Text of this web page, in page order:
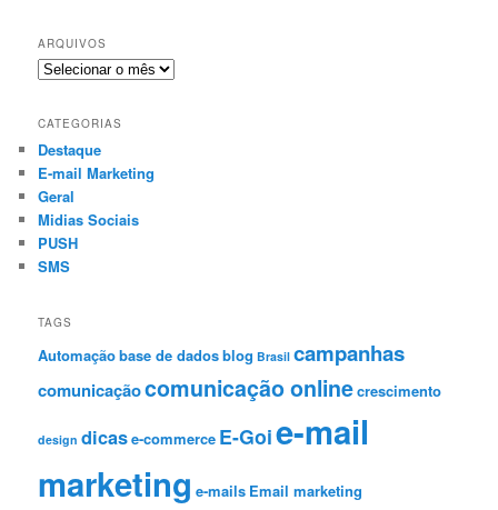
ARQUIVOS
A
u
i
v
o
s
CATEGORIAS
Destaque
E-mail Marketing
Geral
Midias Sociais
PUSH
SMS
TAGS
Automaçãobase de dadosblog Brasil campanhas
comunicaçãocomunicação onlinecrescimento
design dicase-commerce E-Goie-mail
marketing e-mails Email marketing